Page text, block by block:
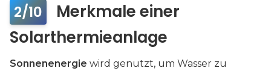
2/10
Merkmale einer
Solarthermieanlage
Sonnenenergie wird genutzt, um Wasser zu